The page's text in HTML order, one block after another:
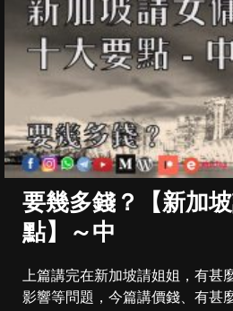
要幾多錢？【新加
點】～中
上篇講完在新加坡請姐姐，有甚
影響等問題，今篇講價錢、有甚